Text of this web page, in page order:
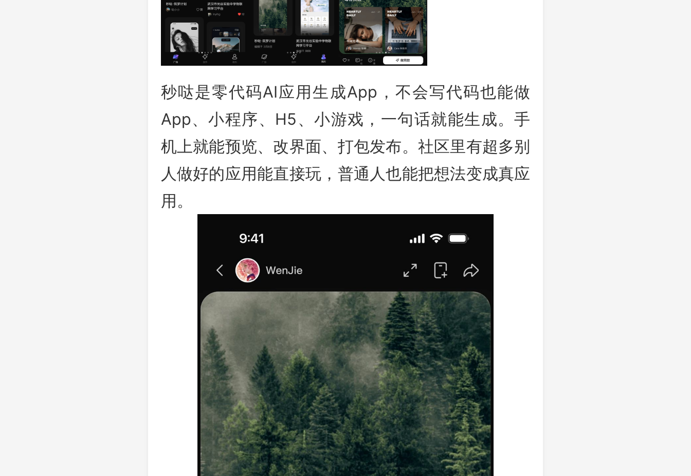
秒哒是零代码AI应用生成App，不会写代码也能做
App、小程序、H5、小游戏，一句话就能生成。手
机上就能预览、改界面、打包发布。社区里有超多别
人做好的应用能直接玩，普通人也能把想法变成真应
用。